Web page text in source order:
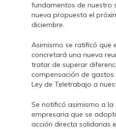
fundamentos de nuestro
nueva propuesta el
diciembre.
Asimismo se ratificó que
concretará una nueva
tratar de superar
compensación de
Ley de Teletrabajo a
Se notificó asimismo a la
empresaria que se
acción directa solidarias